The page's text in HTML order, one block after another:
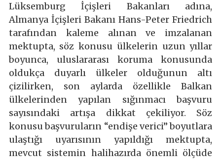
Lüksemburg İçişleri Bakanları adına,
Almanya İçişleri Bakanı Hans-Peter Friedrich
tarafından kaleme alınan ve imzalanan
mektupta, söz konusu ülkelerin uzun yıllar
boyunca, uluslararası koruma konusunda
oldukça duyarlı ülkeler olduğunun altı
çizilirken, son aylarda özellikle Balkan
ülkelerinden yapılan sığınmacı başvuru
sayısındaki artışa dikkat çekiliyor. Söz
konusu başvuruların “endişe verici” boyutlara
ulaştığı uyarısının yapıldığı mektupta,
mevcut sistemin halihazırda önemli ölçüde